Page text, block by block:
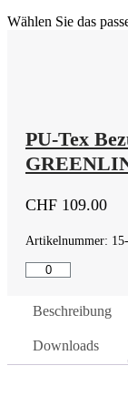
Wählen Sie das
PU-Tex
CHF 109.00
Artikelnummer:
PU-
Hyper
clinic
Beschreibung
Downloads